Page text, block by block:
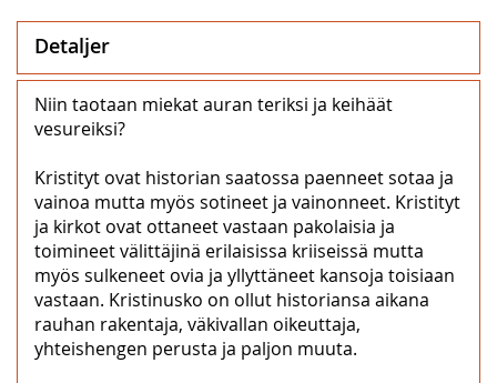
Detaljer
Niin taotaan miekat auran teriksi ja keihäät
vesureiksi?
Kristityt ovat historian saatossa paenneet sotaa ja
vainoa mutta myös sotineet ja vainonneet. Kristityt
ja kirkot ovat ottaneet vastaan pakolaisia ja
toimineet välittäjinä erilaisissa kriiseissä mutta
myös sulkeneet ovia ja yllyttäneet kansoja toisiaan
vastaan. Kristinusko on ollut historiansa aikana
rauhan rakentaja, väkivallan oikeuttaja,
yhteishengen perusta ja paljon muuta.